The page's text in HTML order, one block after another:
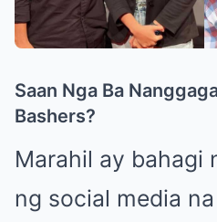
Saan Nga Ba
Bashers?
Marahil ay bahagi
ng social media